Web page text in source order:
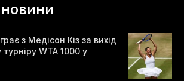
з Медісон Кіз за вихід
WTA 1000 у